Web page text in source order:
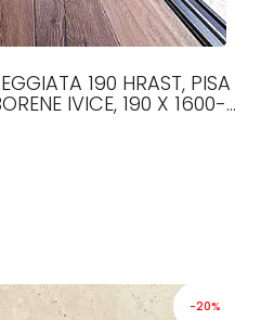
190 HRAST, PISA
IVICE, 190 X 1600-
-20%